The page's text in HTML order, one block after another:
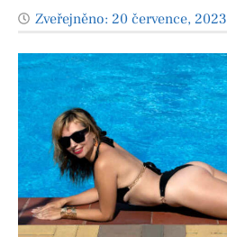
Zveřejněno: 20 července, 2023